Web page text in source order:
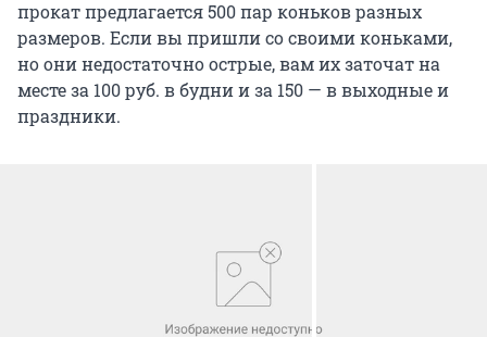
прокат предлагается 500 пар коньков разных
размеров. Если вы пришли со своими коньками,
но они недостаточно острые, вам их заточат на
месте за 100 руб. в будни и за 150 — в выходные и
праздники.